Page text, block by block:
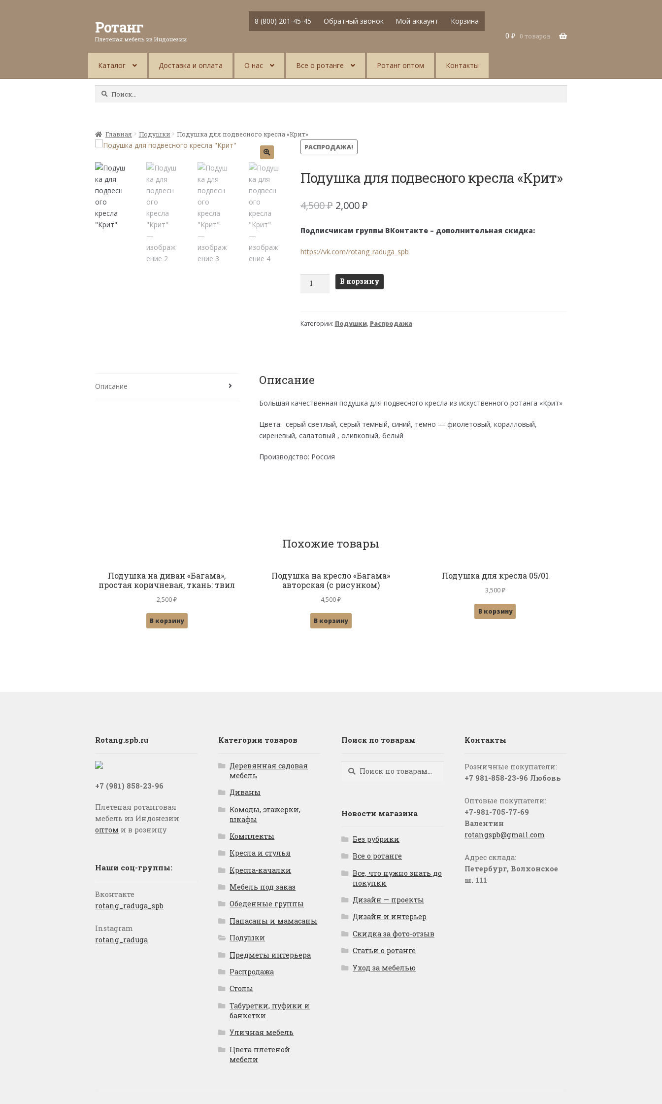
Ротанг
Плетеная мебель из Индонезии
8 (800) 201-45-45 Обратный звонок Мой аккаунт
Корзина
0 ₽ 0 товаров
Каталог Доставка и оплата О нас Все о ротанге Ротанг оптом Контакты
Найти:
Главная Подушки Подушка для подвесного кресла «Крит»
РАСПРОДАЖА!
Подушка для подвесного кресла «Крит»
4,500₽ Первоначальная
составляла
4,500 ₽.
2,000₽Текущая
2,000 ₽.
Подписчикам группы ВКонтакте – дополнительная скидка:
https://vk.com/rotang_raduga_spb
Количество
подвесного
В корзину
Категории: Подушки, Распродажа
Описание Описание
Большая качественная подушка для подвесного кресла из искуственного ротанга «Крит»
Цвета: серый светлый, серый темный, синий, темно — фиолетовый, коралловый,
сиреневый, салатовый , оливковый, белый
Производство: Россия
Похожие товары
Подушка на диван «Багама»,
простая коричневая, ткань: твил
2,500₽
В корзину
Подушка на кресло «Багама»
авторская (с рисунком)
4,500₽
В корзину
Подушка для кресла 05/01
3,500₽
В корзину
Rotang.spb.ru
+7 (981) 858-23-96
Плетеная ротанговая
мебель из Индонезии
оптом и в розницу
Наши соц-группы:
Вконтакте
rotang_raduga_spb
Instagram
rotang_raduga
Категории товаров
Деревянная садовая
мебель
Диваны
Комоды, этажерки,
шкафы
Комплекты
Кресла и стулья
Кресла-качалки
Мебель под заказ
Обеденные группы
Папасаны и мамасаны
Подушки
Предметы интерьера
Распродажа
Столы
Табуретки, пуфики и
банкетки
Уличная мебель
Цвета плетеной
мебели
Поиск по товарам
Искать:
Поиск
Новости магазина
Без рубрики
Все о ротанге
Все, что нужно знать до
покупки
Дизайн — проекты
Дизайн и интерьер
Скидка за фото-отзыв
Статьи о ротанге
Уход за мебелью
Контакты
Розничные покупатели:
+7 981-858-23-96 Любовь
Оптовые покупатели:
+7-981-705-77-69
Валентин
rotangspb@gmail.com
Адрес склада:
Петербург, Волхонское
ш. 111